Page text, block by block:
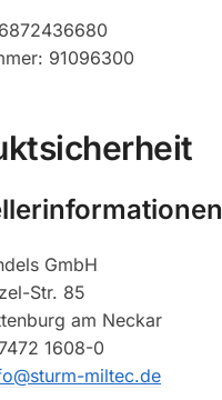
91096300
GmbH
Str. 85
am Neckar
1608-0
miltec.de